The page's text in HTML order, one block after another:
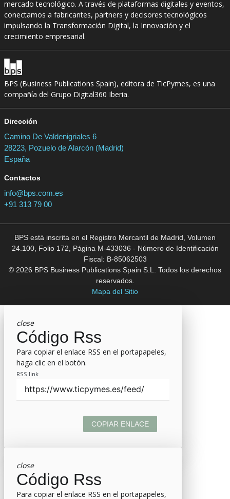
mercado tecnológico. A través de plataformas digitales y eventos,
conectamos a fabricantes, partners y decisores tecnológicos
impulsando la Transformación Digital, la Innovación y el
crecimiento empresarial.
BPS (Business Publications Spain), editora de TicPymes, es una
compañía del Grupo Digital360 Iberia.
Dirección
Camino De Valdenigriales 6
28223, Pozuelo de Alarcón (Madrid)
España
Contactos
info@bps.com.es
+91 313 79 00
BPS está inscrita en el Registro Mercantil de Madrid, Volumen
24.100, Folio 172, Página M-433036 - Número de Identificación
Fiscal: B-85062503
© 2026 BPS Business Publications Spain S.L. Todos los derechos
reservados.
Mapa del Sitio
close
Código Rss
Para copiar el enlace RSS en el portapapeles,
haga clic en el botón.
RSS link
COPIAR ENLACE
close
Código Rss
Para copiar el enlace RSS en el portapapeles,